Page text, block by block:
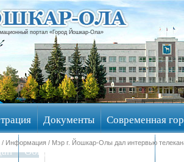
портал «Город Йошкар-Ола»
Документы Современная
Общественные обсуждения
/ Информация / Мэр г. Йошкар-Олы дал интервью